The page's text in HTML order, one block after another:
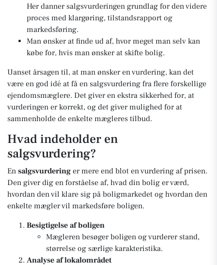
Her danner salgsvurderingen grundlag for den videre
proces med klargøring, tilstandsrapport og
markedsføring.
Man ønsker at finde ud af, hvor meget man selv kan
købe for, hvis man ønsker at skifte bolig.
Uanset årsagen til, at man ønsker en vurdering, kan det
være en god idé at få en salgsvurdering fra flere forskellige
ejendomsmæglere. Det giver en ekstra sikkerhed for, at
vurderingen er korrekt, og det giver mulighed for at
sammenholde de enkelte mægleres tilbud.
Hvad indeholder en
salgsvurdering?
En salgsvurdering er mere end blot en vurdering af prisen.
Den giver dig en forståelse af, hvad din bolig er værd,
hvordan den vil klare sig på boligmarkedet og hvordan den
enkelte mægler vil markedsføre boligen.
Besigtigelse af boligen
Mægleren besøger boligen og vurderer stand,
størrelse og særlige karakteristika.
Analyse af lokalområdet